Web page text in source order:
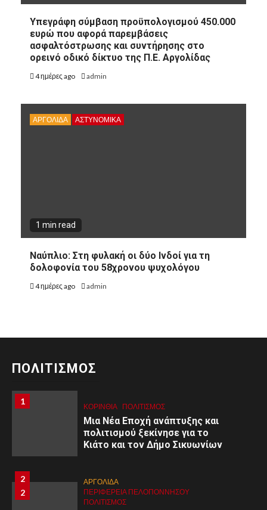
Υπεγράφη σύμβαση προϋπολογισμού 450.000
ευρώ που αφορά παρεμβάσεις
ασφαλτόστρωσης και συντήρησης στο
ορεινό οδικό δίκτυο της Π.Ε. Αργολίδας
4 ημέρες ago admin
ΑΡΓΟΛΙΔΑ ΑΣΤΥΝΟΜΙΚΑ
1 min read
Ναύπλιο: Στη φυλακή οι δύο Ινδοί για τη
δολοφονία του 58χρονου ψυχολόγου
4 ημέρες ago admin
ΠΟΛΙΤΙΣΜΟΣ
1
1
ΚΟΡΙΝΘΊΑ ΠΟΛΙΤΙΣΜΌΣ
Μια Νέα Εποχή ανάπτυξης και
πολιτισμού ξεκίνησε για το
Κιάτο και τον Δήμο Σικυωνίων
2
2
ΑΡΓΟΛΙΔΑ
ΠΕΡΙΦΈΡΕΙΑ ΠΕΛΟΠΟΝΝΉΣΟΥ
ΠΟΛΙΤΙΣΜΌΣ